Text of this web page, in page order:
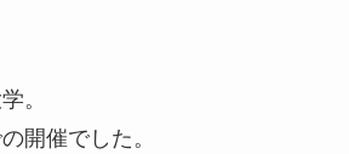
。
開催でした。